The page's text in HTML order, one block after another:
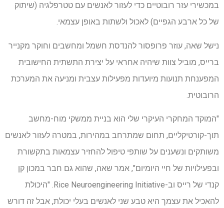
במכשירי עזר רובוטיים כדי לעזור לאנשים עם טטרפלגיה (שיתוק
של כל ארבע הגפיים) לאכול ולשתות באופן עצמאי.
נישל שאה, עוזר פרופסור להנדסת חשמל ומחשבים וחוקר מקנייר
ברייס, מוביל צוות שיהיה אחראי על יצירת התשתית החישובית
המפענחת תנועות מיועדות מפעילות עצבית ומניעה את המערכת
הרובוטית.
"המוקד המחקרי העיקרי שלי הוא בניית ממשקי מוח-מחשב
תוך-קורטיקליים, תחום שמתרחב במהירות, במטרה לעזור לאנשים
משותקים ונשענים על שותפי טיפול להחזיר עצמאות בתקשורת
ובפעילויות של חיי היומיום", אמר שאה, שהוא גם חבר במכון קן
קנדי ​​של רייס וב-Rice Neuroengineering Initiative. "היכולת
להאכיל את עצמך היא טבע שני לאנשים בעלי יכולת, אבל זה דורש